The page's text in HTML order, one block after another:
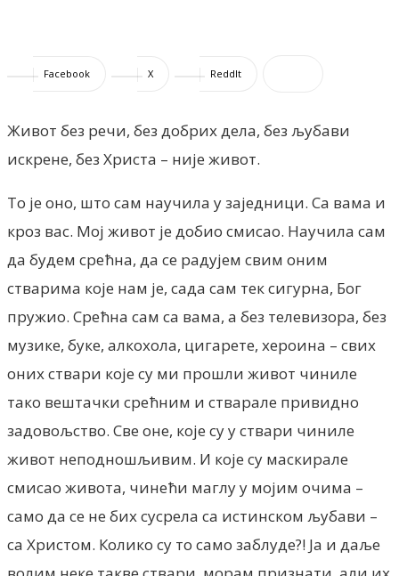
Facebook X ReddIt
Живот без речи, без добрих дела, без љубави
искрене, без Христа – није живот.
То је оно, што сам научила у заједници. Са вама и
кроз вас. Мој живот је добио смисао. Научила сам
да будем срећна, да се радујем свим оним
стварима које нам је, сада сам тек сигурна, Бог
пружио. Срећна сам са вама, а без телевизора, без
музике, буке, алкохола, цигарете, хероина – свих
оних ствари које су ми прошли живот чиниле
тако вештачки срећним и стварале привидно
задовољство. Све оне, које су у ствари чиниле
живот неподношљивим. И које су маскирале
смисао живота, чинећи маглу у мојим очима –
само да се не бих сусрела са истинском љубави –
са Христом. Колико су то само заблуде?! Ја и даље